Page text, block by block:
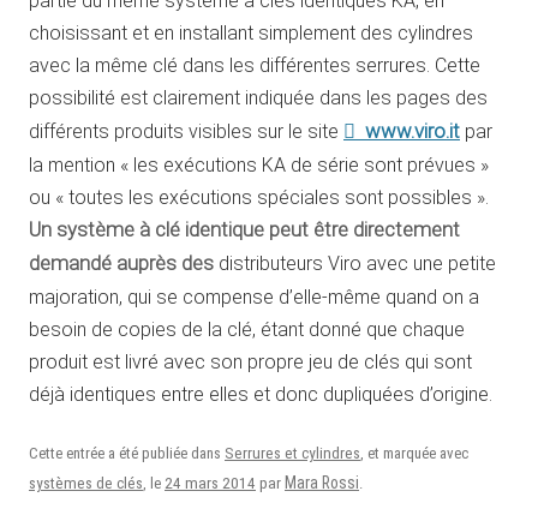
choisissant et en installant simplement des cylindres
avec la même clé dans les différentes serrures. Cette
possibilité est clairement indiquée dans les pages des
différents produits visibles sur le site
www.viro.it par
la mention « les exécutions KA de série sont prévues »
ou « toutes les exécutions spéciales sont possibles ».
Un système à clé identique peut être directement
demandé auprès des distributeurs Viro avec une petite
majoration, qui se compense d’elle-même quand on a
besoin de copies de la clé, étant donné que chaque
produit est livré avec son propre jeu de clés qui sont
déjà identiques entre elles et donc dupliquées d’origine.
Cette entrée a été publiée dans Serrures et cylindres, et marquée avec
systèmes de clés, le 24 mars 2014 par Mara Rossi.